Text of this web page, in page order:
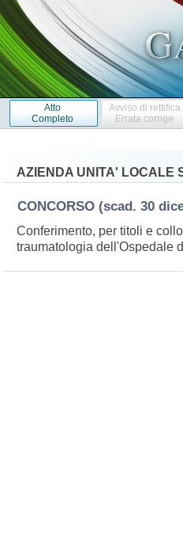
Atto
Completo
Avviso di rettifica
Errata corrige
AZIENDA UNITA' LOCALE
CONCORSO (scad. 30
Conferimento, per titoli e
traumatologia dell'Ospedale